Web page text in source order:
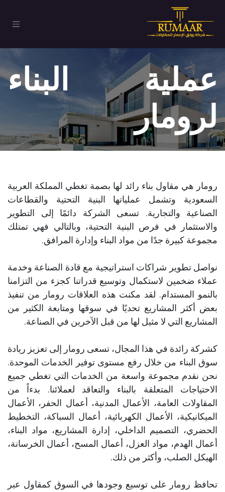
تخطي للذهاب إلى المحتوى
عملية البناء
لرومار
رومار هي مقاول بناء رائد لها بصمة تغطي المملكة العربية
السعودية وتشمل عملياتها البنية التحتية والقطاعات
الصناعية والتجارية. تسعى الشركة دائمًا إلى التطوير
والاستثمار في فرص البنية التحتية، وبالتالي فهي تمتلك
مجموعة كبيرة جدًا من مواد البناء وإدارة المرافق.
نواصل تطوير شراكات استراتيجية مع قادة الصناعة وخدمة
عملاء ضخمين لاستكمال وتوسيع قدراتنا كجزء من التزامنا
بالنمو المستدام. لقد مكنت هذه العلاقات رومار من تنفيذ
بعض أكثر المشاريع تحديًا في سوقها ومتابعة الكثير من
المشاريع التي لا مثيل لها من قبل الآخرين في الصناعة.
كشركة رائدة في هذا المجال، تسعى رومار إلى تعزيز ريادة
سوق البناء من خلال رفع مستوى توفير الخدمات الموحدة.
نحن نقدم مجموعة واسعة من الخدمات التي تغطي جميع
الاحتياجات المتعلقة بالبناء والتعاقد لعملائنا. بدءاً من
المقاولات العامة، الأعمال المدنية، أعمال الحفر، الأعمال
الميكانيكية، الأعمال الكهربائية، أعمال السباكة، التخطيط
الحضري، التصميم الداخلي، إدارة المشاريع، مواد البناء،
أعمال الهدم، مواد العزل، أعمال المسح، أعمال الخرسانة،
الهيكل الصلب، وأكثر من ذلك.
تحافظ رومار على توسيع وجودها في السوق كمقاول عبر